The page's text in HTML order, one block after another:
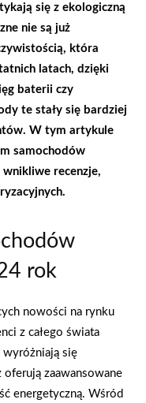
się z ekologiczną
nie są już
która
latach, dzięki
baterii czy
te stały się bardziej
W tym artykule
samochodów
recenzje,
rok
nowości na rynku
z całego świata
się
zaawansowane
energetyczną. Wśród